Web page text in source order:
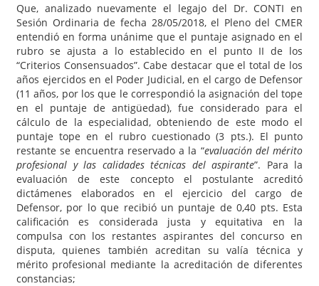
Que, analizado nuevamente el legajo del Dr. CONTI en
Sesión Ordinaria de fecha 28/05/2018, el Pleno del CMER
entendió en forma unánime que el puntaje asignado en el
rubro se ajusta a lo establecido en el punto II de los
“Criterios Consensuados”. Cabe destacar que el total de los
años ejercidos en el Poder Judicial, en el cargo de Defensor
(11 años, por los que le correspondió la asignación del tope
en el puntaje de antigüedad), fue considerado para el
cálculo de la especialidad, obteniendo de este modo el
puntaje tope en el rubro cuestionado (3 pts.). El punto
restante se encuentra reservado a la “evaluación del mérito
profesional y las calidades técnicas del aspirante”. Para la
evaluación de este concepto el postulante acreditó
dictámenes elaborados en el ejercicio del cargo de
Defensor, por lo que recibió un puntaje de 0,40 pts. Esta
calificación es considerada justa y equitativa en la
compulsa con los restantes aspirantes del concurso en
disputa, quienes también acreditan su valía técnica y
mérito profesional mediante la acreditación de diferentes
constancias;